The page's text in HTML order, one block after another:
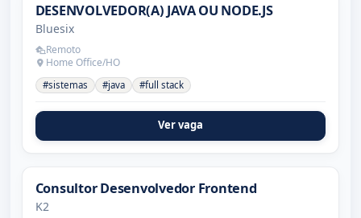
DESENVOLVEDOR(A) JAVA OU NODE.JS
Bluesix
Remoto
Home Office/HO
#sistemas #java #full stack
Ver vaga
Consultor Desenvolvedor Frontend
K2